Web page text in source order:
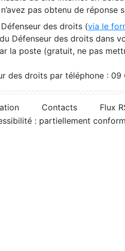
pas obtenu de réponse
des droits (via le
Défenseur des droits dans
la poste (gratuit, ne pas
des droits par téléphone :
Contacts
Flux
: partiellement